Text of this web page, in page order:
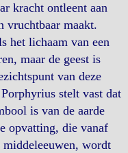
kracht ontleent aan
vruchtbaar maakt.
het lichaam van een
maar de geest is
van deze
stelt vast dat
is van de aarde
opvatting, die vanaf
wordt